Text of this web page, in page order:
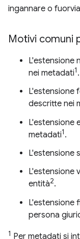
ingannare o
Motivi comuni
L'estensione
nei metadati1.
L'estensione
descritte nei
L'estensione
metadati1.
L'estensione
L'estensione
entità2.
L'estensione
persona
1 Per metadati si